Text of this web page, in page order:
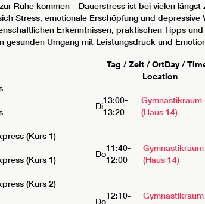
Ruhe kommen – Dauerstress ist bei vielen
Stress, emotionale Erschöpfung und
Erkenntnissen, praktischen Tipps
gesunden Umgang mit Leistungsdruck und
Tag / Zeit / OrtDay /
Location
Di
13:00-
13:20
Gymnastikraum
(Haus 14)
(Kurs 1)
(Kurs 1)
Do
11:40-
12:00
Gymnastikraum
(Haus 14)
(Kurs 2)
Do
12:10-
Gymnastikraum